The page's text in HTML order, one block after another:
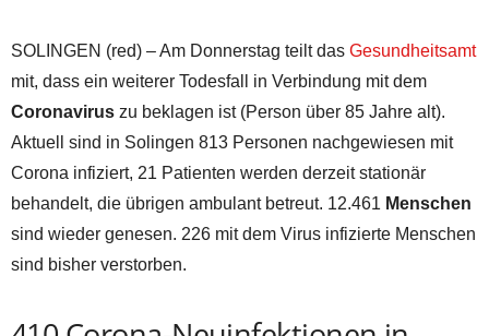
SOLINGEN (red) – Am Donnerstag teilt das Gesundheitsamt
mit, dass ein weiterer Todesfall in Verbindung mit dem
Coronavirus zu beklagen ist (Person über 85 Jahre alt).
Aktuell sind in Solingen 813 Personen nachgewiesen mit
Corona infiziert, 21 Patienten werden derzeit stationär
behandelt, die übrigen ambulant betreut. 12.461 Menschen
sind wieder genesen. 226 mit dem Virus infizierte Menschen
sind bisher verstorben.